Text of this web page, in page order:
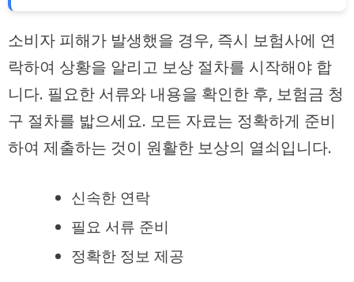
소비자 피해가 발생했을 경우, 즉시 보험사에 연
락하여 상황을 알리고 보상 절차를 시작해야 합
니다. 필요한 서류와 내용을 확인한 후, 보험금 청
구 절차를 밟으세요. 모든 자료는 정확하게 준비
하여 제출하는 것이 원활한 보상의 열쇠입니다.
신속한 연락
필요 서류 준비
정확한 정보 제공